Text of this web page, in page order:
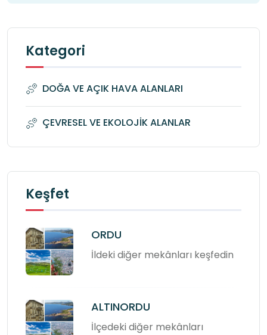
Kategori
DOĞA VE AÇIK HAVA ALANLARI
ÇEVRESEL VE EKOLOJİK ALANLAR
Keşfet
ORDU
İldeki diğer mekânları keşfedin
ALTINORDU
İlçedeki diğer mekânları